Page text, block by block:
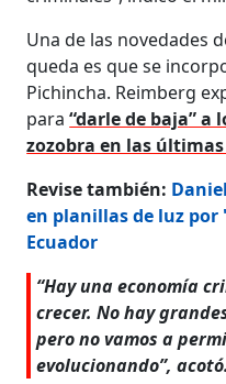
Una de las novedades
queda es que se
Pichincha. Reimberg
para“darle de baja” a
zozobra en las
Revise también:
en planillas de luz
Ecuador
“Hay una economía
crecer. No hay
pero no vamos a
evolucionando”, acotó.